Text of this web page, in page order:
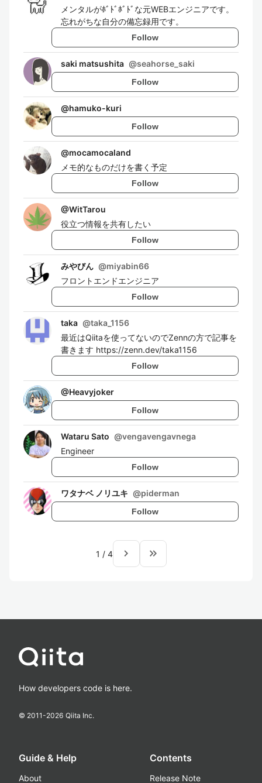
メンタルがﾎﾞﾄﾞﾎﾞﾄﾞな元WEBエンジニアです。
忘れがちな自分の備忘録用です。
Follow
saki matsushita @seahorse_saki
Follow
@hamuko-kuri
Follow
@mocamocaland
メモ的なものだけを書く予定
Follow
@WitTarou
役立つ情報を共有したい
Follow
みやびん @miyabin66
フロントエンドエンジニア
Follow
taka @taka_1156
最近はQiitaを使ってないのでZennの方で記事を
書きます https://zenn.dev/taka1156
Follow
@Heavyjoker
Follow
Wataru Sato @vengavengavnega
Engineer
Follow
ワタナベ ノリユキ @piderman
Follow
1 / 4 navigate_next keyboard_double_arrow_right
How developers code is here.
© 2011-2026 Qiita Inc.
Guide & Help
About
Contents
Release Note